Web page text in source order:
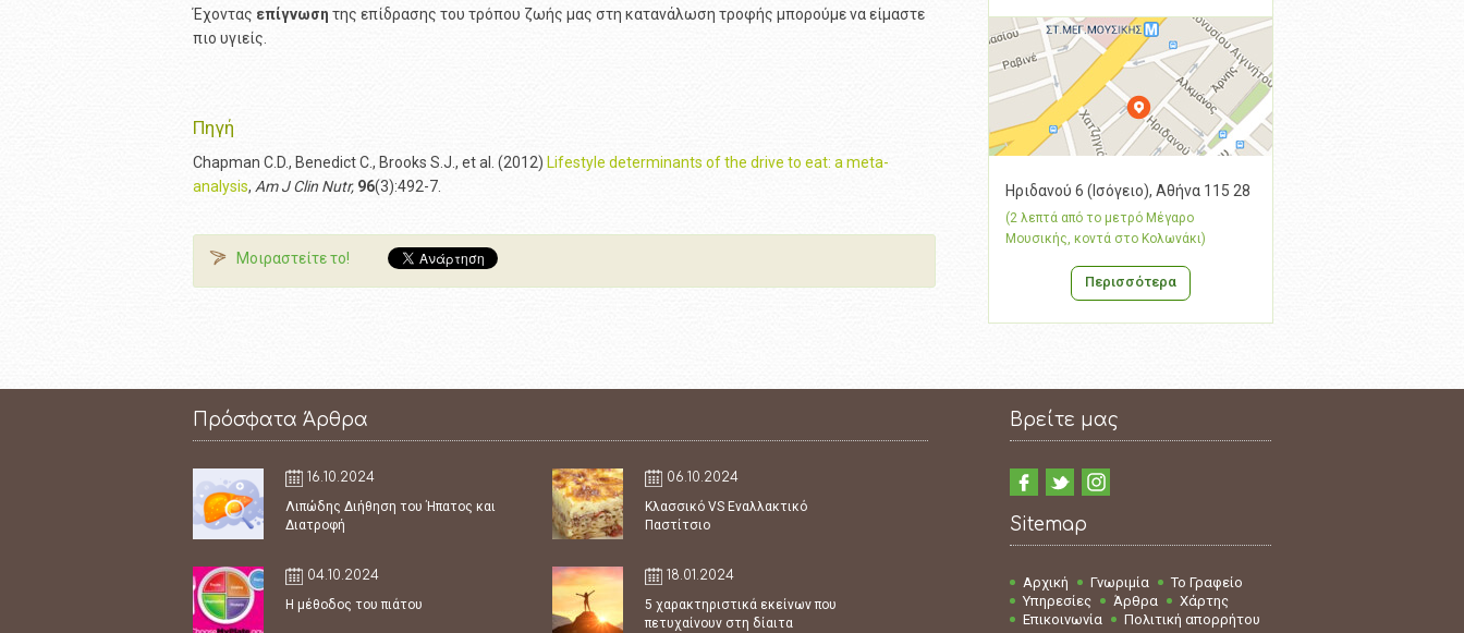
Έχοντας επίγνωση της επίδρασης του τρόπου ζωής μας στη κατανάλωση τροφής μπορούμε να είμαστε
πιο υγιείς.
Πηγή
Chapman C.D., Benedict C., Brooks S.J., et al. (2012) Lifestyle determinants of the drive to eat: a meta-
analysis, Am J Clin Nutr, 96(3):492-7.
Μοιραστείτε το!
Ηριδανού 6 (Ισόγειο), Αθήνα 115 28
(2 λεπτά από το μετρό Μέγαρο
Μουσικής, κοντά στο Κολωνάκι)
Περισσότερα
Πρόσφατα Άρθρα
16.10.2024
Λιπώδης Διήθηση του Ήπατος και
Διατροφή
06.10.2024
Κλασσικό VS Εναλλακτικό
Παστίτσιο
04.10.2024
Η μέθοδος του πιάτου
18.01.2024
5 χαρακτηριστικά εκείνων που
πετυχαίνουν στη δίαιτα
Βρείτε μας
Sitemap
Αρχική Γνωριμία
Το Γραφείο
Υπηρεσίες
Άρθρα
Χάρτης
Επικοινωνία
Πολιτική απορρήτου